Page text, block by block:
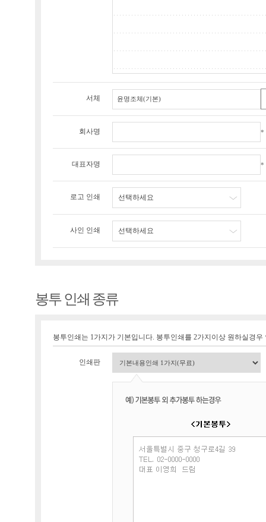
서체
회사명 *
대표자명 *
로고 인쇄 선택하세요
사인 인쇄 선택하세요
봉투 인쇄 종류
봉투인쇄는 1가지가 기본입니다. 봉투인쇄를 2가지이상 원하실경
인쇄판